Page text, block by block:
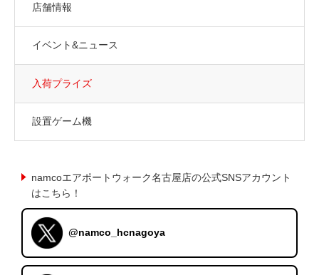
店舗情報
イベント&ニュース
入荷プライズ
設置ゲーム機
namcoエアポートウォーク名古屋店の公式SNSアカウント
はこちら！
@namco_hcnagoya